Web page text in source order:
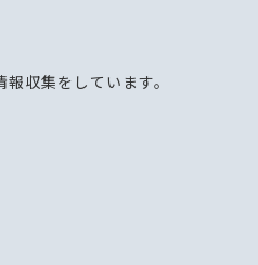
収集をしています。